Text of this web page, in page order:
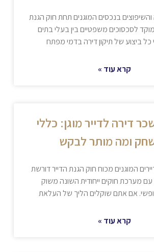
והשיפוצים בנכסים המוגנים תחת חוק הגנת
לסכסוכים משפטיים בין בעלי בתים
כל ביצוע של תיקון דירה בדמי מפתח
קרא עוד »
דירה לדייר מוגן: כללי
ומה מותר לבקש
המוגנים מכוח חוק הגנת הדייר דורשת
מערכת חוקים ייחודית השונה משוק
אם אתם שוקלים הליך של העלאת
קרא עוד »